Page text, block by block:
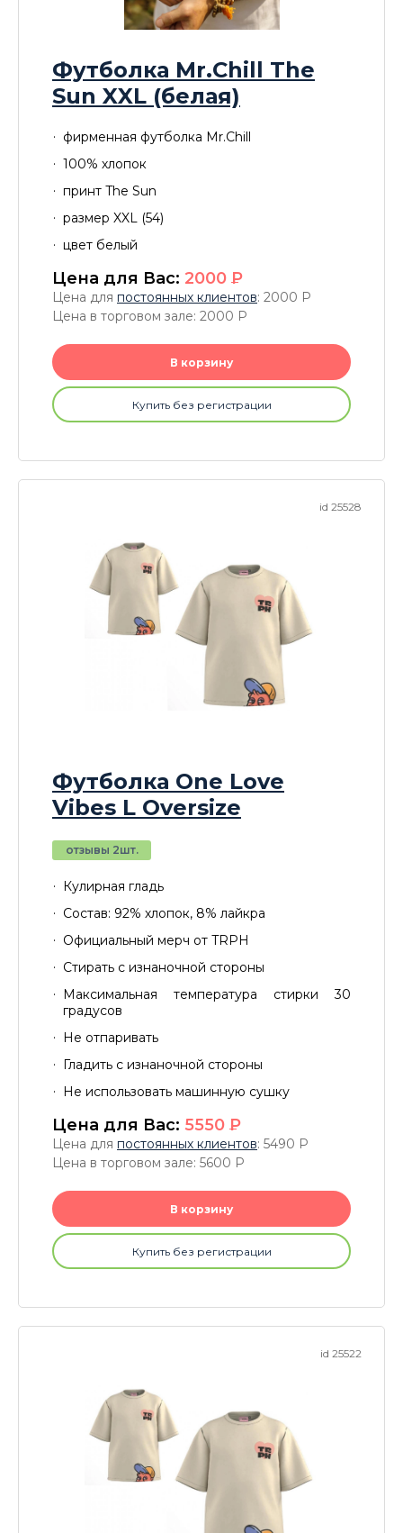
Футболка Mr.Chill The
Sun XXL (белая)
фирменная футболка Mr.Chill
100% хлопок
принт The Sun
размер XXL (54)
цвет белый
Цена для Вас: 2000 P
Цена для постоянных клиентов: 2000 P
Цена в торговом зале: 2000 P
В корзину
Купить без регистрации
id 25528
Футболка One Love
Vibes L Oversize
отзывы 2шт.
Кулирная гладь
Состав: 92% хлопок, 8% лайкра
Официальный мерч от TRPH
Стирать с изнаночной стороны
Максимальная температура стирки 30
градусов
Не отпаривать
Гладить с изнаночной стороны
Не использовать машинную сушку
Цена для Вас: 5550 P
Цена для постоянных клиентов: 5490 P
Цена в торговом зале: 5600 P
В корзину
Купить без регистрации
id 25522